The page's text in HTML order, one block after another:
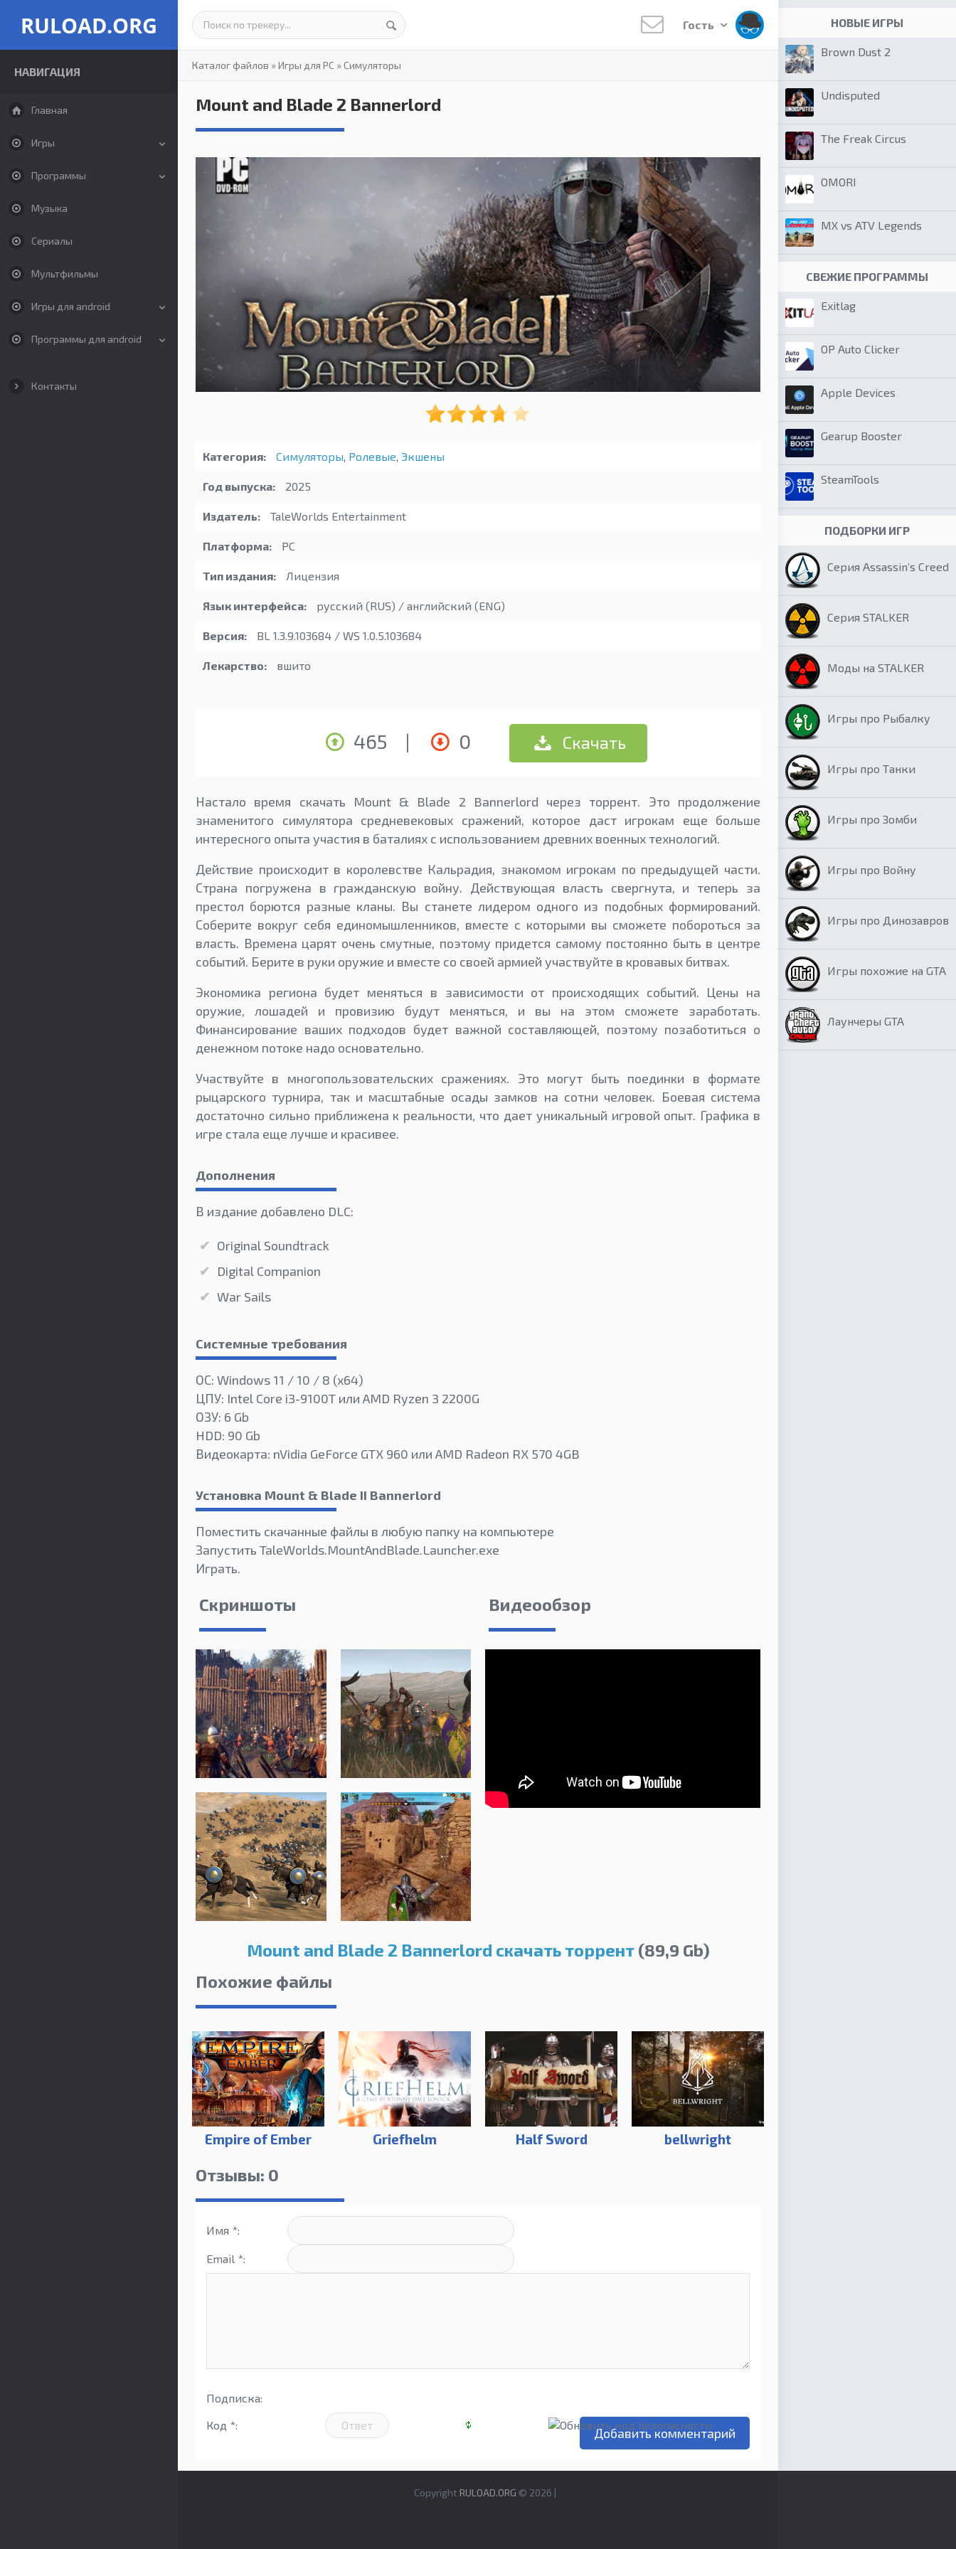
RULOAD.ORG
НАВИГАЦИЯ
Главная
Игры
Программы
Музыка
Сериалы
Мультфильмы
Игры для android
Программы для android
Контакты
Гость
Каталог файлов »Игры для PC »Симуляторы
Mount and Blade 2 Bannerlord
Категория: Симуляторы, Ролевые, Экшены
Год выпуска: 2025
Издатель: TaleWorlds Entertainment
Платформа: PC
Тип издания: Лицензия
Язык интерфейса: русский (RUS) / английский (ENG)
Версия: BL 1.3.9.103684 / WS 1.0.5.103684
Лекарство: вшито
465 | 0 Скачать
Настало время скачать Mount & Blade 2 Bannerlord через торрент. Это продолжение
знаменитого симулятора средневековых сражений, которое даст игрокам еще больше
интересного опыта участия в баталиях с использованием древних военных технологий.
Действие происходит в королевстве Кальрадия, знакомом игрокам по предыдущей части.
Страна погружена в гражданскую войну. Действующая власть свергнута, и теперь за
престол борются разные кланы. Вы станете лидером одного из подобных формирований.
Соберите вокруг себя единомышленников, вместе с которыми вы сможете побороться за
власть. Времена царят очень смутные, поэтому придется самому постоянно быть в центре
событий. Берите в руки оружие и вместе со своей армией участвуйте в кровавых битвах.
Экономика региона будет меняться в зависимости от происходящих событий. Цены на
оружие, лошадей и провизию будут меняться, и вы на этом сможете заработать.
Финансирование ваших подходов будет важной составляющей, поэтому позаботиться о
денежном потоке надо основательно.
Участвуйте в многопользовательских сражениях. Это могут быть поединки в формате
рыцарского турнира, так и масштабные осады замков на сотни человек. Боевая система
достаточно сильно приближена к реальности, что дает уникальный игровой опыт. Графика в
игре стала еще лучше и красивее.
Дополнения
В издание добавлено DLC:
Original Soundtrack
Digital Companion
War Sails
Системные требования
ОС: Windows 11 / 10 / 8 (x64)
ЦПУ: Intel Core i3-9100T или AMD Ryzen 3 2200G
ОЗУ: 6 Gb
HDD: 90 Gb
Видеокарта: nVidia GeForce GTX 960 или AMD Radeon RX 570 4GB
Установка Mount & Blade II Bannerlord
Поместить скачанные файлы в любую папку на компьютере
Запустить TaleWorlds.MountAndBlade.Launcher.exe
Играть.
Скриншоты Видеообзор
Mount and Blade 2 Bannerlord скачать торрент(89,9 Gb)
Похожие файлы
Empire of Ember Griefhelm Half Sword bellwright
Отзывы: 0
Имя *:
Email *:
Подписка:
Код *:
НОВЫЕ ИГРЫ
Brown Dust 2
Undisputed
The Freak Circus
OMORI
MX vs ATV Legends
СВЕЖИЕ ПРОГРАММЫ
Exitlag
OP Auto Clicker
Apple Devices
Gearup Booster
SteamTools
ПОДБОРКИ ИГР
Серия Assassin’s Creed
Серия STALKER
Моды на STALKER
Игры про Рыбалку
Игры про Танки
Игры про Зомби
Игры про Войну
Игры про Динозавров
Игры похожие на GTA
Лаунчеры GTA
Copyright RULOAD.ORG © 2026 |